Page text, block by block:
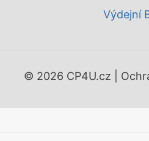
Výdejní
© 2026 CP4U.cz |